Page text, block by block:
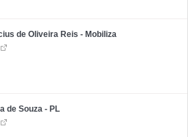
de Oliveira Reis - Mobiliza
de Souza - PL